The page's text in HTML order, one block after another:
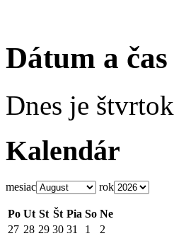
Dátum a čas
Dnes je štvrtok
Kalendár
mesiac rok
Po Ut St Št Pia So Ne
27 28 29 30 31 1
2